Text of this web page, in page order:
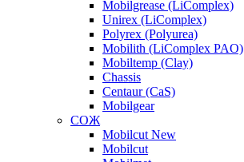
Mobilgrease (LiComplex)
Unirex (LiComplex)
Polyrex (Polyurea)
Mobilith (LiComplex PAO)
Mobiltemp (Clay)
Chassis
Centaur (CaS)
Mobilgear
СОЖ
Mobilcut New
Mobilcut